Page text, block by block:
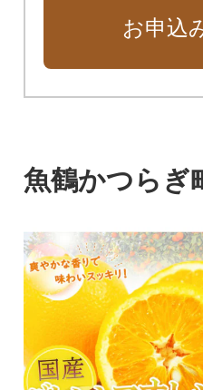
お申込
魚鶴かつらぎ